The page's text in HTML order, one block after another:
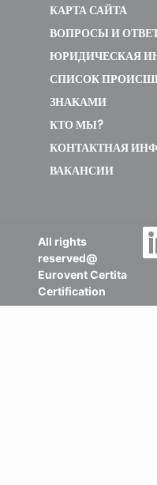
КАРТА САЙТА
ВОПРОСЫ И
ЮРИДИЧЕСКАЯ
СПИСОК
ЗНАКАМИ
КТО МЫ?
КОНТАКТНАЯ
ВАКАНСИИ
All rights
reserved@
Eurovent Certita
Certification